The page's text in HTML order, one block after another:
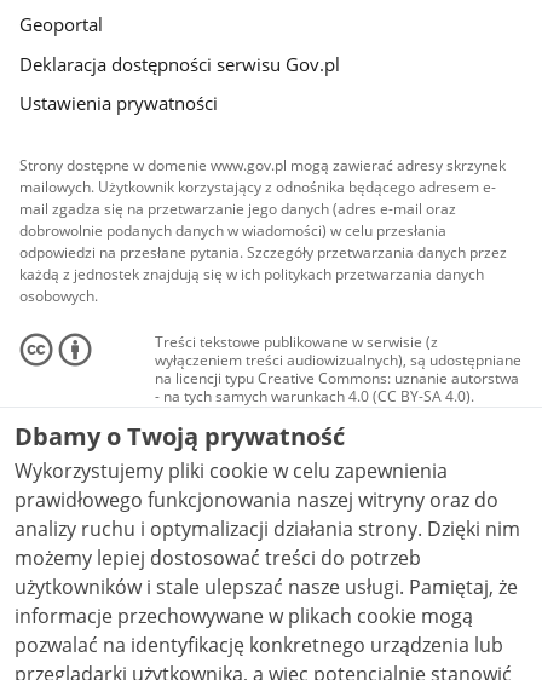
Geoportal
Deklaracja dostępności serwisu Gov.pl
Ustawienia prywatności
Strony dostępne w domenie www.gov.pl mogą zawierać adresy skrzynek
mailowych. Użytkownik korzystający z odnośnika będącego adresem e-
mail zgadza się na przetwarzanie jego danych (adres e-mail oraz
dobrowolnie podanych danych w wiadomości) w celu przesłania
odpowiedzi na przesłane pytania. Szczegóły przetwarzania danych przez
każdą z jednostek znajdują się w ich politykach przetwarzania danych
osobowych.
Treści tekstowe publikowane w serwisie (z
wyłączeniem treści audiowizualnych), są udostępniane
na licencji typu Creative Commons: uznanie autorstwa
- na tych samych warunkach 4.0 (CC BY-SA 4.0).
Materiały audiowizualne, w tym zdjęcia, materiały
audio i wideo, są udostępniane na licencji typu
Creative Commons: uznanie autorstwa użycie
niekomercyjne - bez utworów zależnych 4.0 (CC BY-
NC-ND 4.0), o ile nie jest to stwierdzone inaczej.
Dbamy o Twoją prywatność
Wykorzystujemy pliki cookie w celu zapewnienia
prawidłowego funkcjonowania naszej witryny oraz do
analizy ruchu i optymalizacji działania strony. Dzięki nim
możemy lepiej dostosować treści do potrzeb
użytkowników i stale ulepszać nasze usługi. Pamiętaj, że
informacje przechowywane w plikach cookie mogą
pozwalać na identyfikację konkretnego urządzenia lub
przeglądarki użytkownika, a więc potencjalnie stanowić